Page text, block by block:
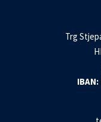
Trg
IBAN: